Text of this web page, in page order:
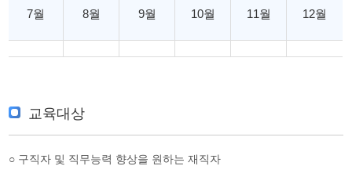
7월 8월 9월 10월 11월 12월
교육대상
○ 구직자 및 직무능력 향상을 원하는 재직자